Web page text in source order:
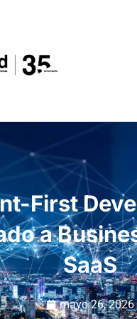
First
a
SaaS
mayo 26, 2026